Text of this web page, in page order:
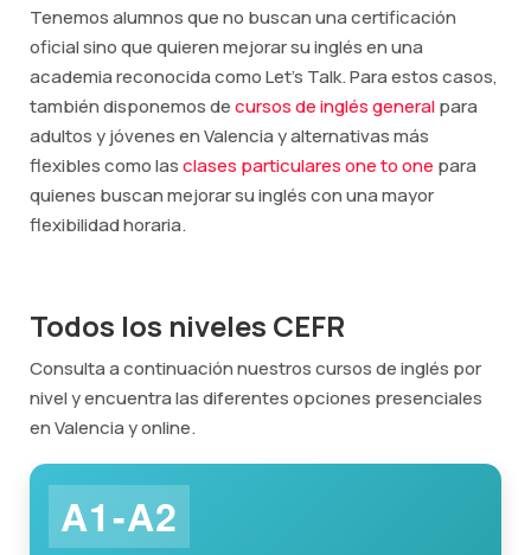
Tenemos alumnos que no buscan una certificación
oficial sino que quieren mejorar su inglés en una
academia reconocida como Let's Talk. Para estos casos,
también disponemos decursos de inglés generalpara
adultos y jóvenes en Valencia y alternativas más
flexibles como lasclases particulares one to one para
quienes buscan mejorar su inglés con una mayor
flexibilidad horaria.
Todos los niveles CEFR
Consulta a continuación nuestros cursos de inglés por
nivel y encuentra las diferentes opciones presenciales
en Valencia y online.
A1-A2